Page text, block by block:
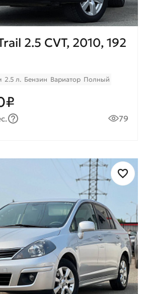
2.5 CVT, 2010, 192
2.5 л. Бензин Вариатор Полный
79